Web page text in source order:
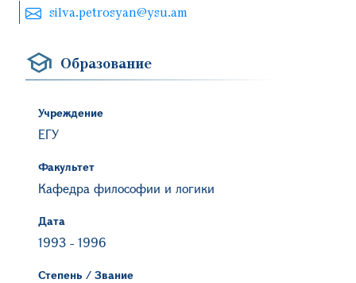
silva.petrosyan@ysu.am
Образование
Учреждение
ЕГУ
Факультет
Кафедра философии и логики
Дата
1993 - 1996
Степень / Звание